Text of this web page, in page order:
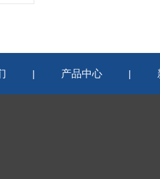
| 产品中心 |